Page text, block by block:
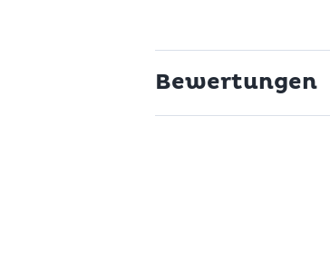
Bewertungen